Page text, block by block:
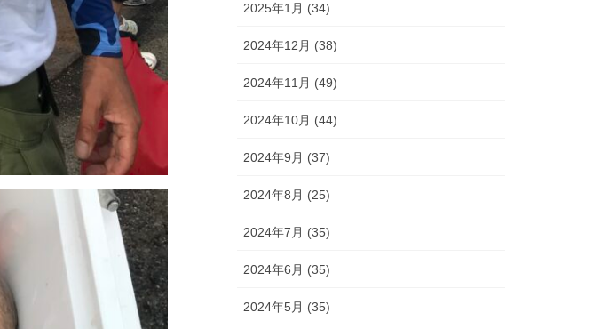
2025年1月 (34)
2024年12月 (38)
2024年11月 (49)
2024年10月 (44)
2024年9月 (37)
2024年8月 (25)
2024年7月 (35)
2024年6月 (35)
2024年5月 (35)